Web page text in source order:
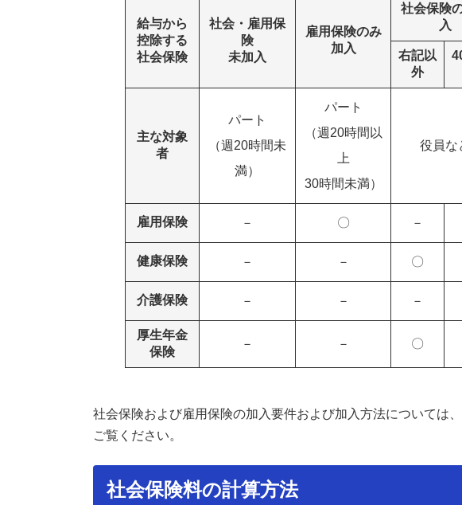
給与から
控除する
社会保険
社会・雇用保
険
未加入
雇用保険のみ
加入
社会保険
入
右記以
外
主な対象
者
パート
（週20時間未
満）
パート
（週20時間以
上
30時間未満）
役員な
雇用保険 － 〇 －
健康保険 － － 〇
介護保険 － － －
厚生年金
保険
－ － 〇
社会保険および雇用保険の加入要件および加入方法については、
ご覧ください。
社会保険料の計算方法